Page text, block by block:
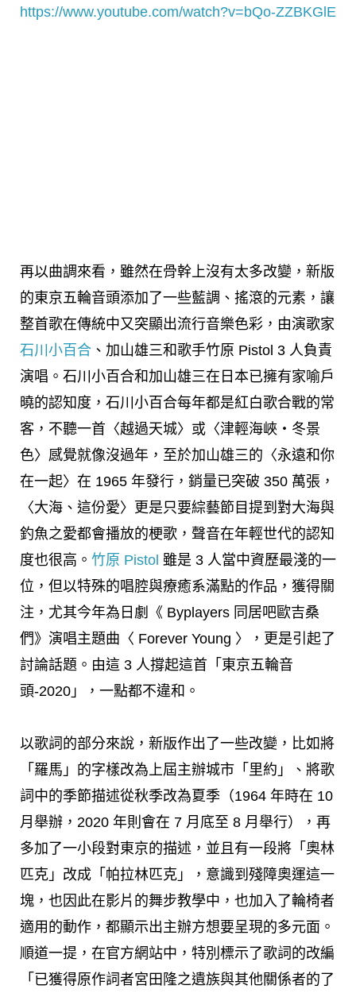
https://www.youtube.com/watch?v=bQo-ZZBKGlE
再以曲調來看，雖然在骨幹上沒有太多改變，新版
的東京五輪音頭添加了一些藍調、搖滾的元素，讓
整首歌在傳統中又突顯出流行音樂色彩，由演歌家
石川小百合 、加山雄三和歌手竹原 Pistol 3 人負責
演唱。石川小百合和加山雄三在日本已擁有家喻戶
曉的認知度，石川小百合每年都是紅白歌合戰的常
客，不聽一首〈越過天城〉或〈津輕海峽・冬景
色〉感覺就像沒過年，至於加山雄三的〈永遠和你
在一起〉在 1965 年發行，銷量已突破 350 萬張，
〈大海、這份愛〉更是只要綜藝節目提到對大海與
釣魚之愛都會播放的梗歌，聲音在年輕世代的認知
度也很高。 竹原 Pistol 雖是 3 人當中資歷最淺的一
位，但以特殊的唱腔與療癒系滿點的作品，獲得關
注，尤其今年為日劇《 Byplayers 同居吧歐吉桑
們》演唱主題曲〈 Forever Young 〉，更是引起了
討論話題。由這 3 人撐起這首「東京五輪音
頭-2020」，一點都不違和。
以歌詞的部分來說，新版作出了一些改變，比如將
「羅馬」的字樣改為上屆主辦城市「里約」、將歌
詞中的季節描述從秋季改為夏季（1964 年時在 10
月舉辦，2020 年則會在 7 月底至 8 月舉行），再
多加了一小段對東京的描述，並且有一段將「奧林
匹克」改成「帕拉林匹克」，意識到殘障奧運這一
塊，也因此在影片的舞步教學中，也加入了輪椅者
適用的動作，都顯示出主辦方想要呈現的多元面。
順道一提，在官方網站中，特別標示了歌詞的改編
「已獲得原作詞者宮田隆之遺族與其他關係者的了